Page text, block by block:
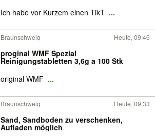
Ich habe vor Kurzem einen TikT ...
Braunschweig Heute, 09:46
proginal WMF Spezial
Reinigungstabletten 3,6g a 100 Stk
original WMF ...
Braunschweig Heute, 09:33
Sand, Sandboden zu verschenken,
Aufladen möglich